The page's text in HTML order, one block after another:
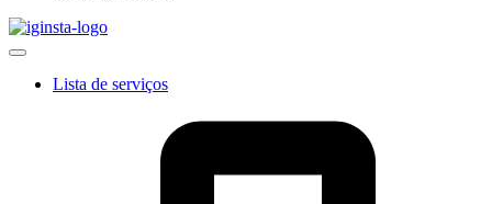
Lista de serviços